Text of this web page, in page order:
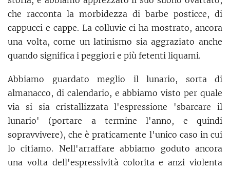
che racconta la morbidezza di barbe posticce, di
cappucci e cappe. La colluvie ci ha mostrato, ancora
una volta, come un latinismo sia aggraziato anche
quando significa i peggiori e più fetenti liquami.
Abbiamo guardato meglio il lunario, sorta di
almanacco, di calendario, e abbiamo visto per quale
via si sia cristallizzata l'espressione 'sbarcare il
lunario' (portare a termine l'anno, e quindi
sopravvivere), che è praticamente l'unico caso in cui
lo citiamo. Nell'arraffare abbiamo goduto ancora
una volta dell'espressività colorita e anzi violenta